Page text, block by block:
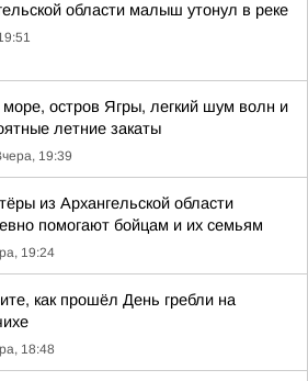
области малыш утонул в реке
остров Ягры, легкий шум волн и
летние закаты
19:39
из Архангельской области
помогают бойцам и их семьям
19:24
как прошёл День гребли на
18:48